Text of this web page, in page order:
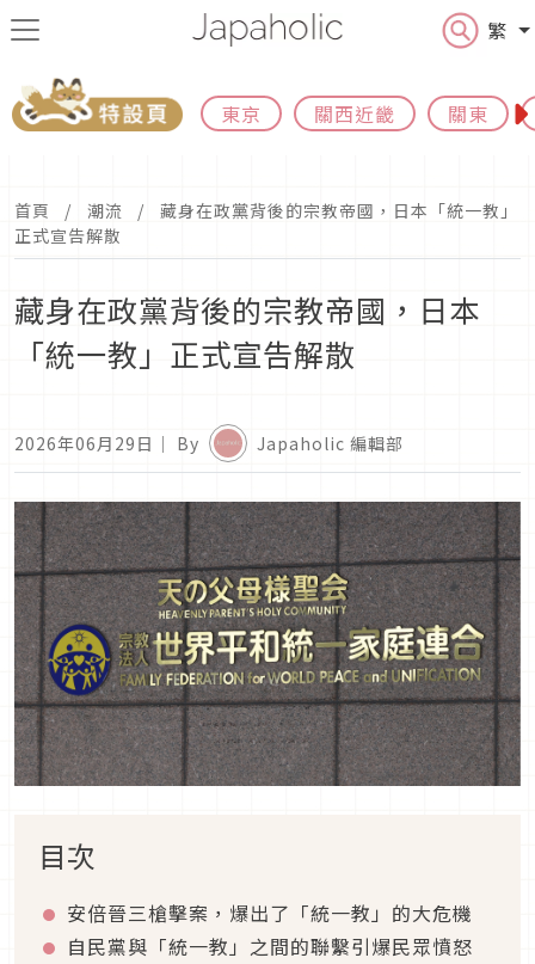
繁
東京 關西近畿 關東
首頁 潮流
藏身在政黨背後的宗教帝國，日本「統一教」
正式宣告解散
藏身在政黨背後的宗教帝國，日本
「統一教」正式宣告解散
2026年06月29日 ｜ By Japaholic 編輯部
目次
安倍晉三槍擊案，爆出了「統一教」的大危機
自民黨與「統一教」之間的聯繫引爆民眾憤怒